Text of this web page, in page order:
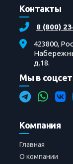
Контакты
8 (800)
423800,
д.18.
Мы в
Компания
Главная
О компании